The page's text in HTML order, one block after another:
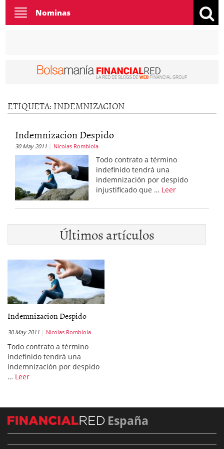
Toggle
navigation
Nominas
ETIQUETA: INDEMNIZACION
Indemnizacion Despido
30 May 2011 Nicolas Rombiola
Todo contrato a término
indefinido tendrá una
indemnización por despido
injustificado que … Leer
Últimos artículos
Indemnizacion Despido
30 May 2011 Nicolas Rombiola
Todo contrato a término
indefinido tendrá una
indemnización por despido
… Leer
España